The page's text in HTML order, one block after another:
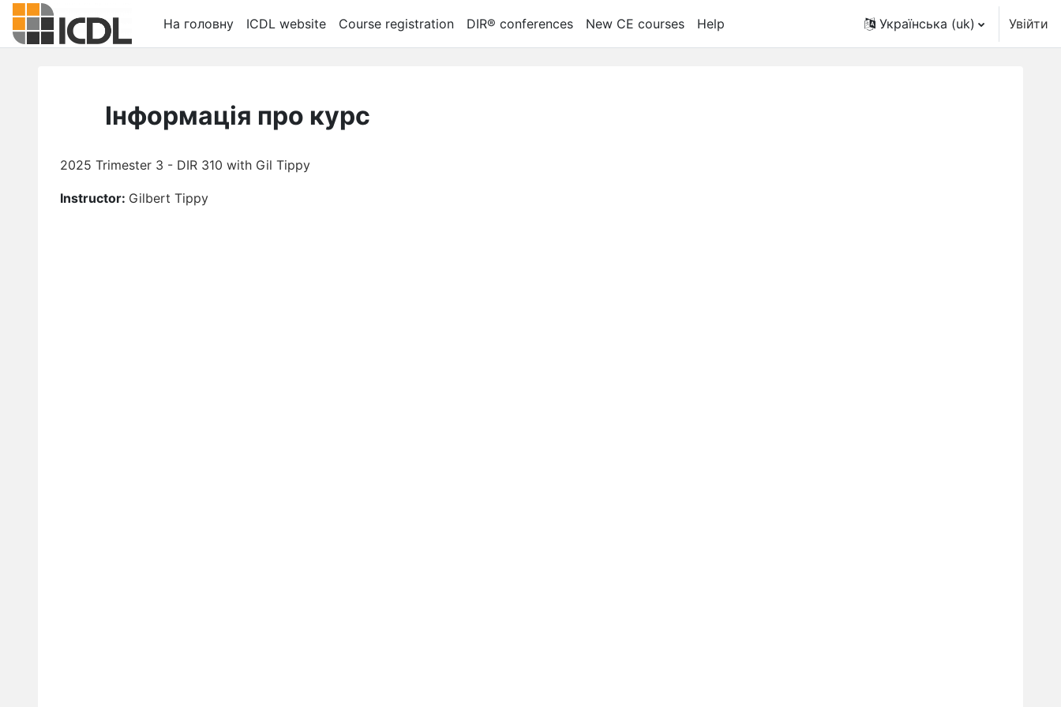
Перейти до головного вмісту
На головну
ICDL website Course registration DIR® conferences New CE courses Help Українська ‎(uk)‎ Увійти
Інформація про курс
2025 Trimester 3 - DIR 310 with Gil Tippy
Instructor: Gilbert Tippy